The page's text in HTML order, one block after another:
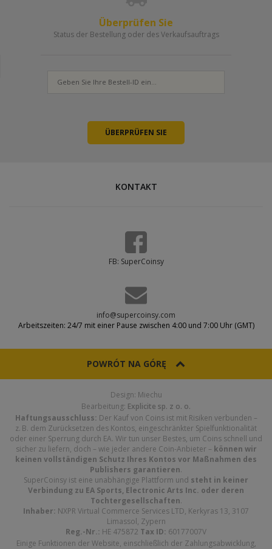
Überprüfen Sie
Status der Bestellung oder des Verkaufsauftrags
KONTAKT
FB: SuperCoinsy
info@supercoinsy.com
Arbeitszeiten: 24/7 mit einer Pause zwischen 4:00 und 7:00 Uhr (GMT)
POWRÓT NA GÓRĘ
Design: Miechu
Bearbeitung: Explicite sp. z o. o.
Haftungsausschluss: Der Kauf von Coins ist mit Risiken verbunden –
z. B. dem Zurücksetzen des Kontos, eingeschränkter Spielfunktionalität
oder einer Sperrung durch EA. Wir tun unser Bestes, um Coins schnell und
sicher zu liefern, doch – wie jeder andere Coin-Anbieter – können wir
keinen vollständigen Schutz Ihres Kontos vor Maßnahmen des
Publishers garantieren.
SuperCoinsy ist eine unabhängige Plattform und steht in keiner
Verbindung zu EA Sports, Electronic Arts Inc. oder deren
Tochtergesellschaften.
Inhaber: NXPR Virtual Commerce Services LTD, Kerkyras 13, 3107
Limassol, Zypern
Reg.-Nr.: HE 475872 Tax ID: 60177007V
Einige Funktionen der Website, einschließlich der Zahlungsabwicklung,